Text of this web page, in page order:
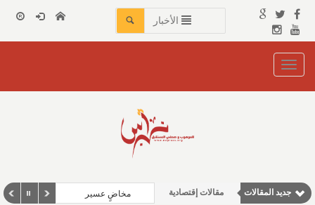
الأخبار
Toggle
navigation
جديد المقالات
مقالات اجتماعية
مقالات إقتصادية مخاضٍ عسير